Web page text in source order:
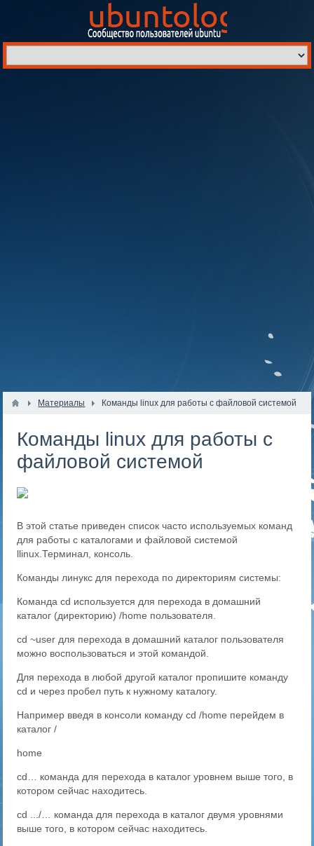
Материалы ​Команды linux для работы с файловой системой
​Команды linux для работы с
файловой системой
В этой статье приведен список часто используемых команд
для работы с каталогами и файловой системой
llinux.Терминал, консоль.
Команды линукс для перехода по директориям системы:
Команда cd используется для перехода в домашний
каталог (директорию) /home пользователя.
cd ~user для перехода в домашний каталог пользователя
можно воспользоваться и этой командой.
Для перехода в любой другой каталог пропишите команду
cd и через пробел путь к нужному каталогу.
Например введя в консоли команду cd /home перейдем в
каталог /
home
cd… команда для перехода в каталог уровнем выше того, в
котором сейчас находитесь.
cd .../… команда для перехода в каталог двумя уровнями
выше того, в котором сейчас находитесь.